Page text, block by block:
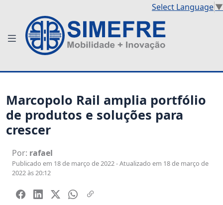
Select Language▼
Marcopolo Rail amplia portfólio
de produtos e soluções para
crescer
Por: rafael
Publicado em 18 de março de 2022 - Atualizado em 18 de março de
2022 às 20:12